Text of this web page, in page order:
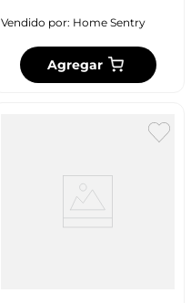
Vendido por: Home Sentry
Agregar